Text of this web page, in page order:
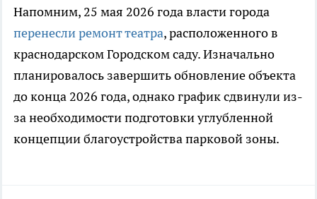
Напомним, 25 мая 2026 года власти города
перенесли ремонт театра, расположенного в
краснодарском Городском саду. Изначально
планировалось завершить обновление объекта
до конца 2026 года, однако график сдвинули из-
за необходимости подготовки углубленной
концепции благоустройства парковой зоны.